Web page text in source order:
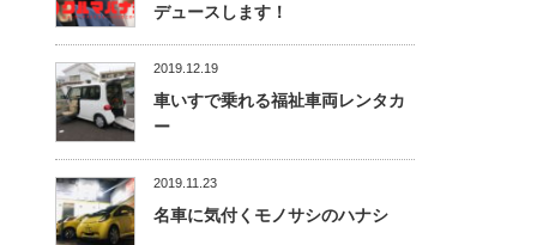
デュースします！
2019.12.19
車いすで乗れる福祉車両レンタカ
ー
2019.11.23
名車に気付くモノサシのハナシ